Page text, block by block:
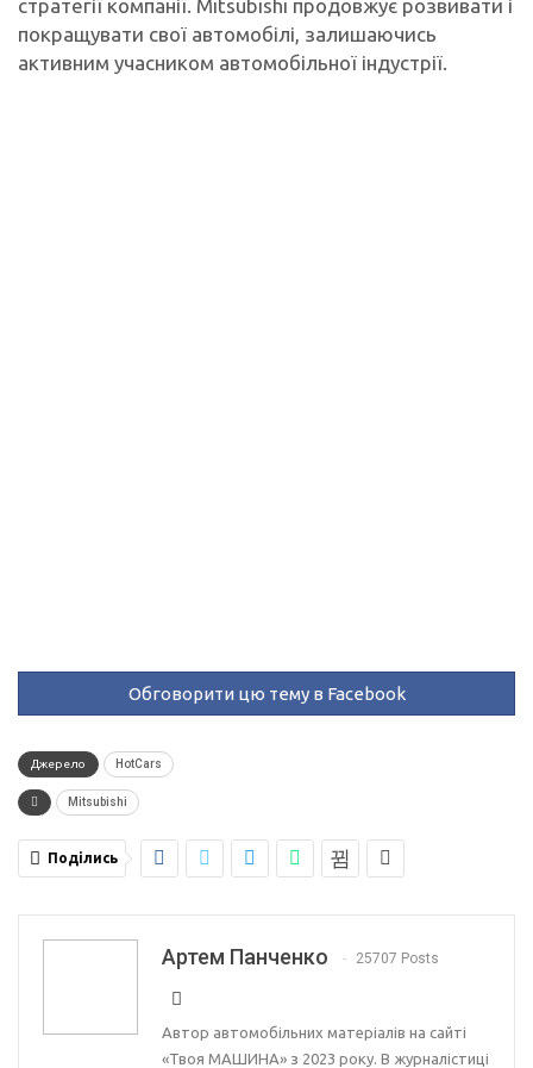
стратегії компанії. Mitsubishi продовжує розвивати і
покращувати свої автомобілі, залишаючись
активним учасником автомобільної індустрії.
Обговорити цю тему в Facebook
Джерело HotCars
Mitsubishi
Поділись
Артем Панченко 25707 Posts
Автор автомобільних матеріалів на сайті
«Твоя МАШИНА» з 2023 року. В журналістиці